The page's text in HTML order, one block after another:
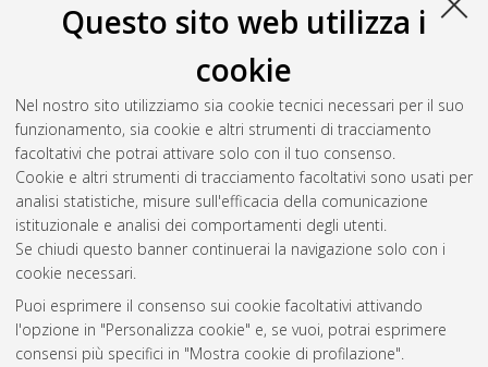
Questo sito web utilizza i
cookie
Nel nostro sito utilizziamo sia cookie tecnici necessari per il suo
funzionamento, sia cookie e altri strumenti di tracciamento
facoltativi che potrai attivare solo con il tuo consenso.
Cookie e altri strumenti di tracciamento facoltativi sono usati per
analisi statistiche, misure sull'efficacia della comunicazione
istituzionale e analisi dei comportamenti degli utenti.
Se chiudi questo banner continuerai la navigazione solo con i
cookie necessari.
Puoi esprimere il consenso sui cookie facoltativi attivando
l'opzione in "Personalizza cookie" e, se vuoi, potrai esprimere
consensi più specifici in "Mostra cookie di profilazione".
Gestione del documento:
Atom
Rss 1.0